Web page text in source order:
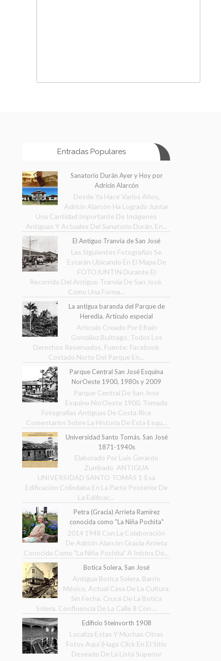
Entradas Populares
Sanatorio Durán Ayer y Hoy por
Adricín Alarcón
Desde Ya Hace Varios Años,
Adricín Alarcón Ha Logrado Juntar
Una Cantidad Importante De Imágenes
Antiguas Y Actuales Del Sanatorio Durán. En...
El Antiguo Tranvía de San José
Las Siguientes Fotografías Se
Estarán Ubicando En El Mapa De
FOTOJUNTIN Durante El
Recorrido Del Antiguo Tranvía De San José,
Como Una Forma...
La antigua baranda del Parque de
Heredia. Artículo especial
Artículo Creado Por Efraín
González Buitrago. Todos Los
Derechos Reservados. Fuente: Facebook
Costado Norte Del Parque En...
Parque Central San José Esquina
NorOeste 1900, 1980s y 2009
Parque Central De San Jose
Esquina NorOeste 1900. Tomado
Fotografías Antiguas De Costa Rica
Comentarios Sobre La Historia De Esta Esqu...
Universidad Santo Tomás. San José
1871-1940s
Elaborado Por Luis Gerardo
Zumbado ANTIGUA
UNIVERSIDAD SANTO TOMÁS 1-Esa
Edificación Colindaba En La Parte Posterior De
La Edificac...
Petra (Gracia) Arrieta Ramírez
conocida como "La Niña Pochita"
2014 1948 Con La Colaboración
De Adricin Alarcón Gracia Arrieta
Conocida Como "La Niña Pochita" A Inicios De...
Botica Solera, San José
Antigua Botica Solera, Barrio
México, Actual Casa De La Cultura.
Sin Fecha. Cruce De La Botica
Solera. Confluencia De La Calle 8 Con ...
Edificio Steinvorth 1908
Localiza Estas Y Muchas Otras
Fotos Aquí (Haga Click En El Sitio
Deseado De La Lista Superior